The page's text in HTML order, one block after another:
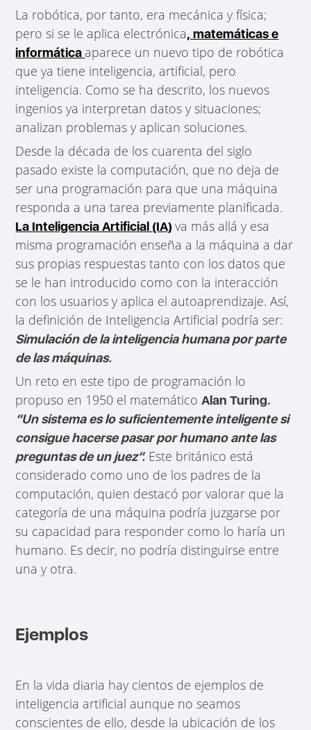
La robótica, por tanto, era mecánica y física;
pero si se le aplica electrónica, matemáticas e
informática aparece un nuevo tipo de robótica
que ya tiene inteligencia, artificial, pero
inteligencia. Como se ha descrito, los nuevos
ingenios ya interpretan datos y situaciones;
analizan problemas y aplican soluciones.
Desde la década de los cuarenta del siglo
pasado existe la computación, que no deja de
ser una programación para que una máquina
responda a una tarea previamente planificada.
La Inteligencia Artificial (IA) va más allá y esa
misma programación enseña a la máquina a dar
sus propias respuestas tanto con los datos que
se le han introducido como con la interacción
con los usuarios y aplica el autoaprendizaje. Así,
la definición de Inteligencia Artificial podría ser:
Simulación de la inteligencia humana por parte
de las máquinas.
Un reto en este tipo de programación lo
propuso en 1950 el matemáticoAlan Turing.
“Un sistema es lo suficientemente inteligente si
consigue hacerse pasar por humano ante las
preguntas de un juez”.Este británico está
considerado como uno de los padres de la
computación, quien destacó por valorar que la
categoría de una máquina podría juzgarse por
su capacidad para responder como lo haría un
humano. Es decir, no podría distinguirse entre
una y otra.
Ejemplos
En la vida diaria hay cientos de ejemplos de
inteligencia artificial aunque no seamos
conscientes de ello, desde la ubicación de los